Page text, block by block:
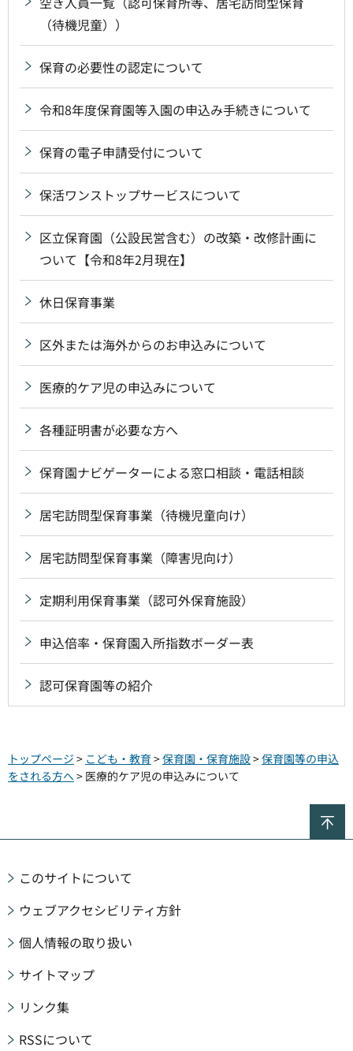
（待機児童））
保育の必要性の認定について
令和8年度保育園等入園の申込み手続きについて
保育の電子申請受付について
保活ワンストップサービスについて
区立保育園（公設民営含む）の改築・改修計画に
ついて【令和8年2月現在】
休日保育事業
区外または海外からのお申込みについて
医療的ケア児の申込みについて
各種証明書が必要な方へ
保育園ナビゲーターによる窓口相談・電話相談
居宅訪問型保育事業（待機児童向け）
居宅訪問型保育事業（障害児向け）
定期利用保育事業（認可外保育施設）
申込倍率・保育園入所指数ボーダー表
認可保育園等の紹介
トップページ > こども・教育>保育園・保育施設>保育園等の申込
をされる方へ> 医療的ケア児の申込みについて
このサイトについて
ウェブアクセシビリティ方針
個人情報の取り扱い
サイトマップ
リンク集
RSSについて